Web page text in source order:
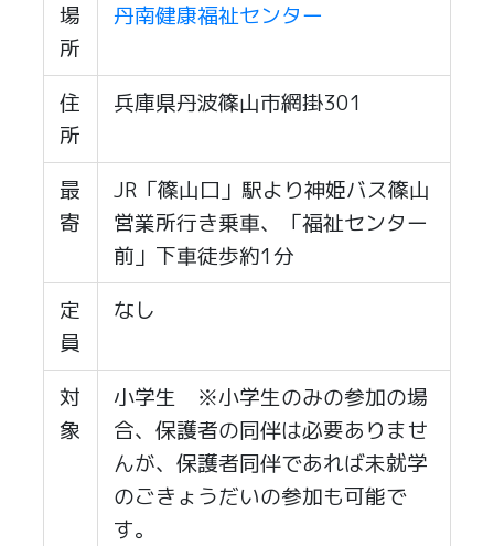
場
所
丹南健康福祉センター
住
所
兵庫県丹波篠山市網掛301
最
寄
JR「篠山口」駅より神姫バス篠山
営業所行き乗車、「福祉センター
前」下車徒歩約1分
定
員
なし
対
象
小学生 ※小学生のみの参加の場
合、保護者の同伴は必要ありませ
んが、保護者同伴であれば未就学
のごきょうだいの参加も可能で
す。